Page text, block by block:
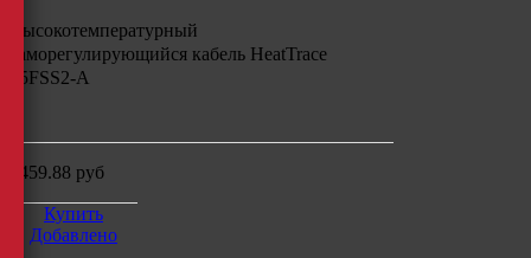
Высокотемпературный
саморегулирующийся кабель HeatTrace
15FSS2-A
3459.88 руб
Купить
Добавлено